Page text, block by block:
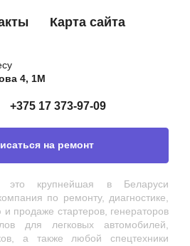
Карта сайта
4, 1М
+375 17 373-97-09
на ремонт
крупнейшая в Беларуси
по ремонту, диагностике,
продаже стартеров, генераторов
для легковых автомобилей,
а также любой спецтехники